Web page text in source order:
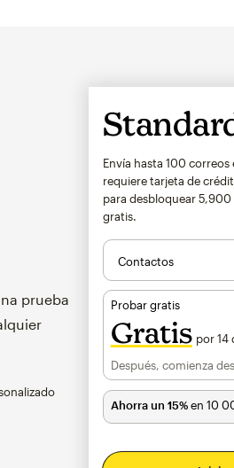
prueba
Envía hasta 100
requiere tarjeta de
para desbloquear5,900
gratis.
Contactos
Probar gratis
Gratis por 14
Después, comienza
Ahorra un 15%en 10